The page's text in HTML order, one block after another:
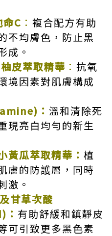
命C ： 複合配方有助
不均膚色，防止黑
成。
皮萃取精華 ： 抗氧
境因素對肌膚構成
： 溫和清除死
現亮白均勻的新生
黃瓜萃取精華： 植
膚的防護層，同時
激。
及甘草次酸
： 有助舒緩和鎮靜皮
可引致更多黑色素